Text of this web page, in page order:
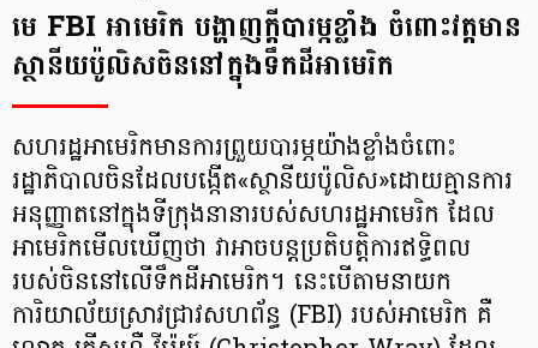
មេ FBI អាមេរិក បង្ហាញក្ដីបារម្ភខ្លាំង ចំពោះវត្តមាន
ស្ថានីយប៉ូលិសចិននៅក្នុងទឹកដីអាមេរិក
សហរដ្ឋអាមេរិកមានការព្រួយបារម្ភយ៉ាងខ្លាំងចំពោះ
រដ្ឋាភិបាលចិនដែលបង្កើត«ស្ថានីយប៉ូលិស»ដោយគ្មានការ
អនុញ្ញាតនៅក្នុងទីក្រុងនានារបស់សហរដ្ឋអាមេរិក ដែល
អាមេរិកមើលឃើញថា វាអាចបន្តប្រតិបត្តិការឥទ្ធិពល
របស់ចិននៅលើទឹកដីអាមេរិក។ នេះបើតាមនាយក
ការិយាល័យស្រាវជ្រាវសហព័ន្ធ (FBI) របស់អាមេរិក គឺ